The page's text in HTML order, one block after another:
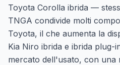
Toyota Corolla ibrida —
TNGA condivide molti
Toyota, il che aumenta la
Kia Niro ibrida e ibrida
mercato dell'usato, con una